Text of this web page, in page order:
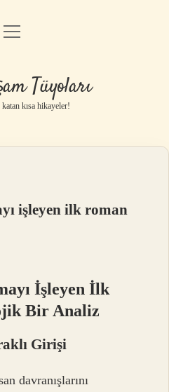
Uyarı
menüyü
Tüyoları
katan kısa hikayeler!
işleyen ilk roman
İşleyen İlk
Bir Analiz
Girişi
davranışlarını